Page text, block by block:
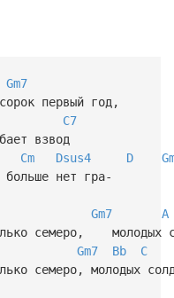
Gm7
первый год,
C7
взвод
Cm Dsus4 D
нет гра-
Gm7
A
семеро, молодых
Gm7 Bb
C
семеро, молодых